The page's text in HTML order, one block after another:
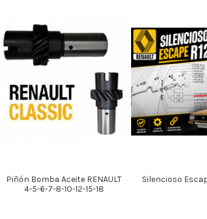
Piñón Bomba Aceite RENAULT
4-5-6-7-8-10-12-15-18
Silencioso